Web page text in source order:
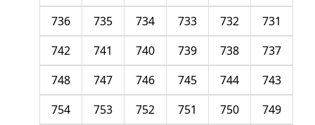
731
732
733
734
735
736
737
738
739
740
741
742
743
744
745
746
747
748
749
750
751
752
753
754